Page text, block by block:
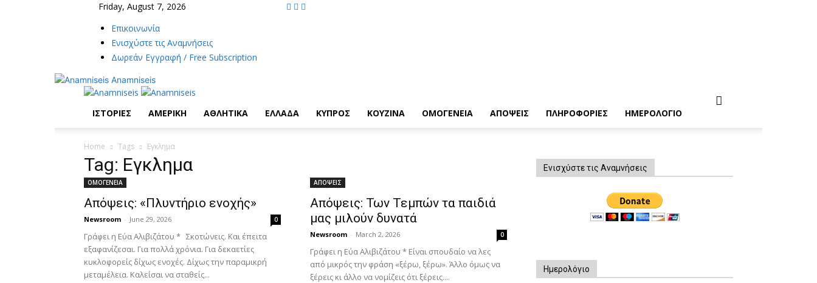
Friday, August 7, 2026
Επικοινωνία
Ενισχύστε τις Αναμνήσεις
Δωρεάν Εγγραφή / Free Subscription
Anamniseis
ΙΣΤΟΡΙΕΣ ΑΜΕΡΙΚΗ ΑΘΛΗΤΙΚΑ ΕΛΛΑΔΑ ΚΥΠΡΟΣ ΚΟΥΖΙΝΑ ΟΜΟΓΕΝΕΙΑ ΑΠΟΨΕΙΣ ΠΛΗΡΟΦΟΡΙΕΣ ΗΜΕΡΟΛΟΓΙΟ
Home Tags Εγκλημα
Tag: Εγκλημα
ΟΜΟΓΕΝΕΙΑ
Απόψεις: «Πλυντήριο ενοχής»
Newsroom - June 29, 2026 0
​Γράφει η Εύα Αλιβιζάτου * Σκοτώνεις. Και έπειτα
εξαφανίζεσαι. Για πολλά χρόνια. Για δεκαετίες
κυκλοφορείς δίχως ενοχές. Δίχως την παραμικρή
μεταμέλεια. ​Καλείσαι να σταθείς...
ΑΠΟΨΕΙΣ
Απόψεις: Των Τεμπών τα παιδιά
μας μιλούν δυνατά
Newsroom - March 2, 2026 0
Γράφει η Εύα Αλιβιζάτου * Είναι σπουδαίο να λες
από μικρός την φράση «ξέρω, ξέρω». Άλλο όμως να
ξέρεις κι άλλο να νομίζεις ότι ξέρεις....
Ενισχύστε τις Αναμνήσεις
Ημερολόγιο